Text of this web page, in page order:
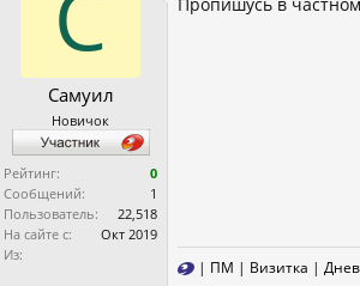
Самуил
Новичок
Рейтинг:
0
Сообщений:
1
Пользователь:
22,518
На сайте с:
Окт 2019
Из:
| ПМ | Визитка |